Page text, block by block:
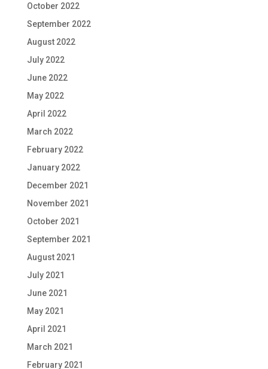
October 2022
September 2022
August 2022
July 2022
June 2022
May 2022
April 2022
March 2022
February 2022
January 2022
December 2021
November 2021
October 2021
September 2021
August 2021
July 2021
June 2021
May 2021
April 2021
March 2021
February 2021